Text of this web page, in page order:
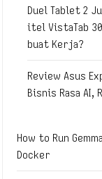
Duel Tablet 2
itel VistaTab
buat Kerja?
Review Asus
Bisnis Rasa AI,
How to Run
Docker